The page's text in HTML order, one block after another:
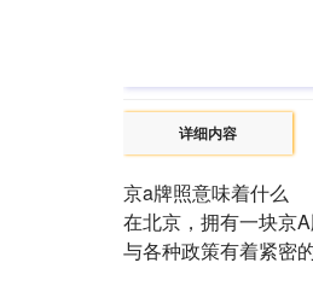
详细内容
京a牌照意味着什么
在北京，拥有一块京
与各种政策有着紧密